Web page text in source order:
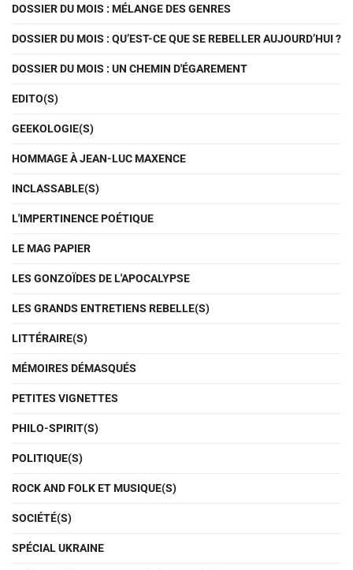
DOSSIER DU MOIS : MÉLANGE DES GENRES
DOSSIER DU MOIS : QU’EST-CE QUE SE REBELLER AUJOURD’HUI ?
DOSSIER DU MOIS : UN CHEMIN D'ÉGAREMENT
EDITO(S)
GEEKOLOGIE(S)
HOMMAGE À JEAN-LUC MAXENCE
INCLASSABLE(S)
L'IMPERTINENCE POÉTIQUE
LE MAG PAPIER
LES GONZOÏDES DE L'APOCALYPSE
LES GRANDS ENTRETIENS REBELLE(S)
LITTÉRAIRE(S)
MÉMOIRES DÉMASQUÉS
PETITES VIGNETTES
PHILO-SPIRIT(S)
POLITIQUE(S)
ROCK AND FOLK ET MUSIQUE(S)
SOCIÉTÉ(S)
SPÉCIAL UKRAINE